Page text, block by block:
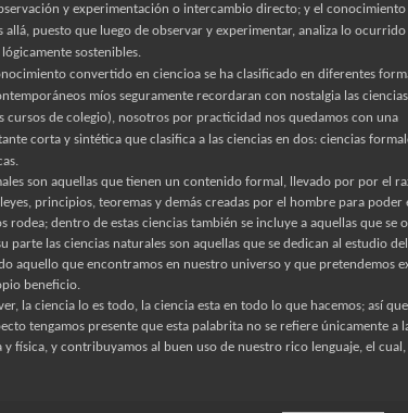
y experimentación o intercambio directo; y el
allá, puesto que luego de observar y experimentar, analiza lo ocurrido
sostenibles.
convertido en ciencioa se ha clasificado en diferentes
míos seguramente recordaran con nostalgia las
cursos de colegio), nosotros por practicidad nos quedamos con una
corta y sintética que clasifica a las ciencias en dos: ciencias
son aquellas que tienen un contenido formal, llevado por por el
principios, teoremas y demás creadas por el hombre para
rodea; dentro de estas ciencias también se incluye a aquellas que se
parte las ciencias naturales son aquellas que se dedican al estudio
aquello que encontramos en nuestro universo y que pretendemos
beneficio.
la ciencia lo es todo, la ciencia esta en todo lo que hacemos; así
tengamos presente que esta palabrita no se refiere únicamente a
y física, y contribuyamos al buen uso de nuestro rico lenguaje, el